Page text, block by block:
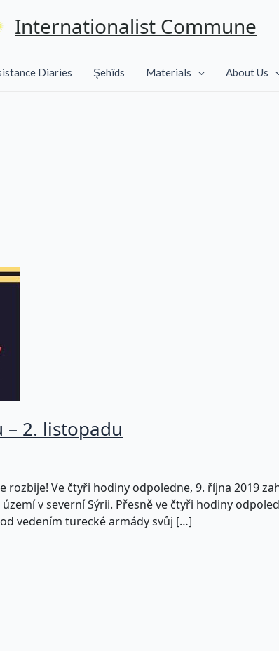
Internationalist Commune
Diaries Şehîds Materials About Us
– 2. listopadu
rozbije! Ve čtyři hodiny odpoledne, 9. října 2019
v severní Sýrii. Přesně ve čtyři hodiny
vedením turecké armády svůj […]